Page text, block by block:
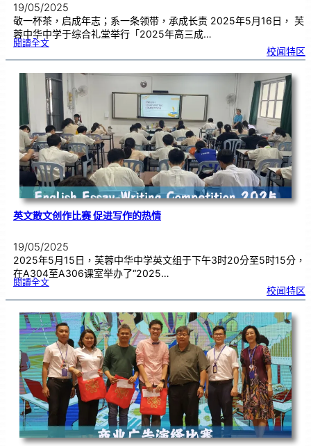
19/05/2025
敬一杯茶，启成年志；系一条领带，承成长责 2025年5月16日， 芙
蓉中华中学于综合礼堂举行「2025年高三成…
閱讀全文:芙
华
学
隆
重
举
行
2
0
2
5
年
高
三
成
年
礼
暨
敬
茶
仪
式
校闻特区
英文散文创作比赛 促进写作的热情
19/05/2025
2025年5月15日，芙蓉中华中学英文组于下午3时20分至5时15分，
在A304至A306课室举办了“2025…
閱讀全文:英
文
作
比
赛
促
进
写
作
的
热
情
校闻特区